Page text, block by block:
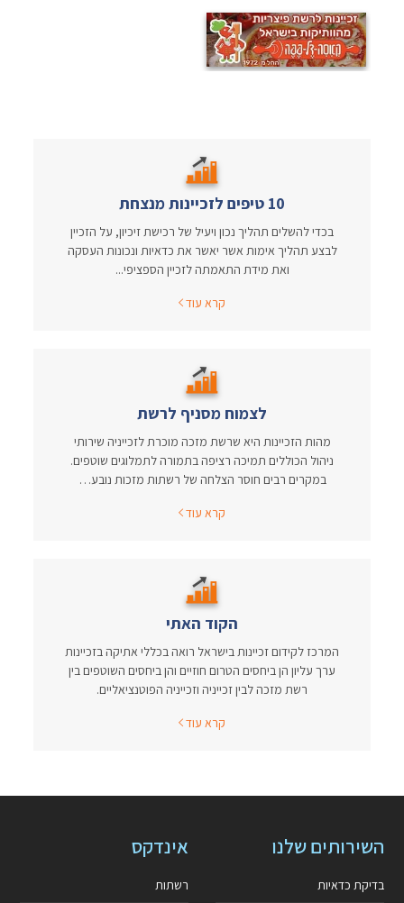
10 טיפים לזכיינות מנצחת
בכדי להשלים תהליך נכון ויעיל של רכישת זיכיון, על הזכיין
לבצע תהליך אימות אשר יאשר את כדאיות ונכונות העסקה
ואת מידת התאמתה לזכיין הספציפי...
קרא עוד
לצמוח מסניף לרשת
מהות הזכיינות היא שרשת מזכה מוכרת לזכייניה שירותי
ניהול הכוללים תמיכה רציפה בתמורה לתמלוגים שוטפים.
במקרים רבים חוסר הצלחה של רשתות מזכות נובע…
קרא עוד
הקוד האתי
המרכז לקידום זכיינות בישראל רואה בכללי אתיקה בזכיינות
ערך עליון הן ביחסים הטרום חוזיים והן ביחסים השוטפים בין
רשת מזכה לבין זכייניה וזכייניה הפוטנציאליים.
קרא עוד
השירותים שלנו
בדיקת כדאיות
אינדקס
רשתות